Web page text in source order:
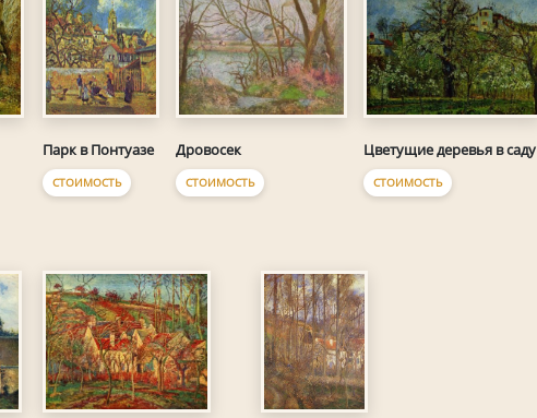
Парк в Понтуазе
СТОИМОСТЬ
Дровосек
СТОИМОСТЬ
Цветущие деревья в саду
СТОИМОСТЬ